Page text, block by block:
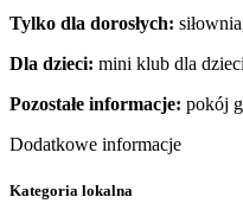
Tylko dla dorosłych:
Dla dzieci: mini klub dla
Pozostałe informacje: pokój
Dodatkowe informacje
Kategoria lokalna